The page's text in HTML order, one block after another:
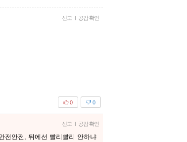
신고 | 공감 확인
0
0
신고 | 공감 확인
전안전, 뒤에선 빨리빨리 안하냐